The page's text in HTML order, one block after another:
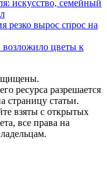
искусство, семейный
резко вырос спрос на
возложило цветы к
ресурса разрешается
страницу статьи.
взяты с открытых
все права на